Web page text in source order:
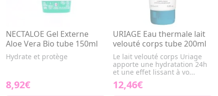
NECTALOE Gel Externe
Aloe Vera Bio tube 150ml
Hydrate et protège
8,92€
URIAGE Eau thermale lait
velouté corps tube 200ml
Le lait velouté corps Uriage
apporte une hydratation 24h
et une effet lissant à vo...
12,46€